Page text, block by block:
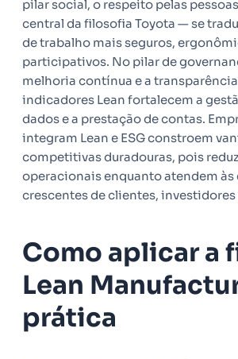
pilar social, o respeito pelas
central da filosofia Toyota — se
de trabalho mais seguros,
participativos. No pilar de
melhoria contínua e a
indicadores Lean fortalecem a
dados e a prestação de contas.
integram Lean e ESG constroem
competitivas duradouras, pois
operacionais enquanto atendem às
crescentes de clientes, investidores
Como aplicar a
Lean
prática